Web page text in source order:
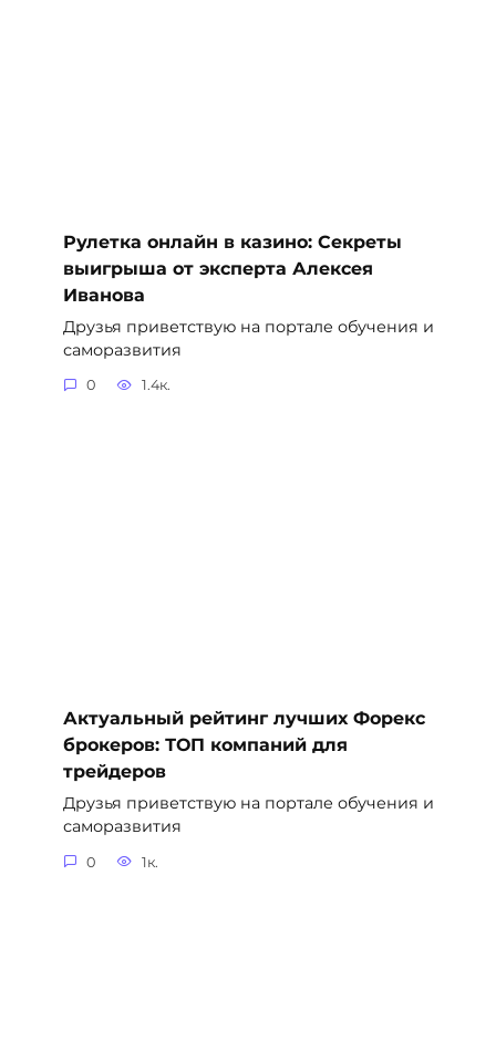
Рулетка онлайн в казино: Секреты
выигрыша от эксперта Алексея
Иванова
Друзья приветствую на портале обучения и
саморазвития
0 1.4к.
Актуальный рейтинг лучших Форекс
брокеров: ТОП компаний для
трейдеров
Друзья приветствую на портале обучения и
саморазвития
0 1к.